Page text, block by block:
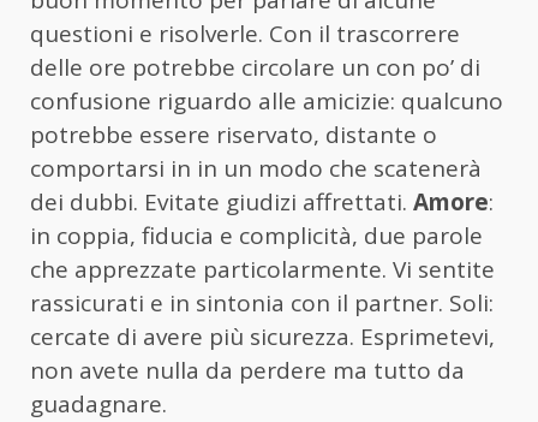
questioni e risolverle. Con il trascorrere
delle ore potrebbe circolare un con po’ di
confusione riguardo alle amicizie: qualcuno
potrebbe essere riservato, distante o
comportarsi in in un modo che scatenerà
dei dubbi. Evitate giudizi affrettati. Amore:
in coppia, fiducia e complicità, due parole
che apprezzate particolarmente. Vi sentite
rassicurati e in sintonia con il partner. Soli:
cercate di avere più sicurezza. Esprimetevi,
non avete nulla da perdere ma tutto da
guadagnare.